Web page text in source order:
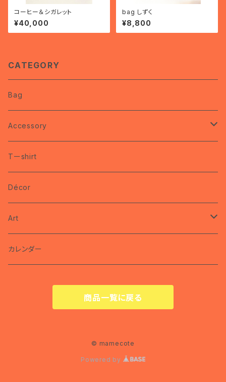
コーヒー＆シガレット
¥40,000
bag しずく
¥8,800
CATEGORY
Bag
Accessory
coco
brooch
ring
miyako
nec
pin
Tーshirt
Décor
Art
カレンダー
カレンダー
商品一覧に戻る
© mamecote
Powered by